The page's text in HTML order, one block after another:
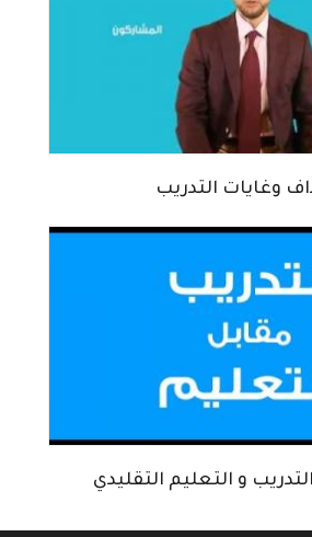
وغايات التدريب
و التعليم التقليدي